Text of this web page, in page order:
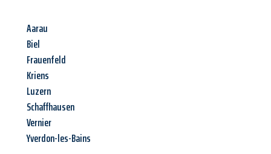
Aarau
Biel
Frauenfeld
Kriens
Luzern
Schaffhausen
Vernier
Yverdon-les-Bains